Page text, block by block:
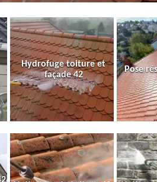
Hydrofuge toiture et
façade 42
Pose